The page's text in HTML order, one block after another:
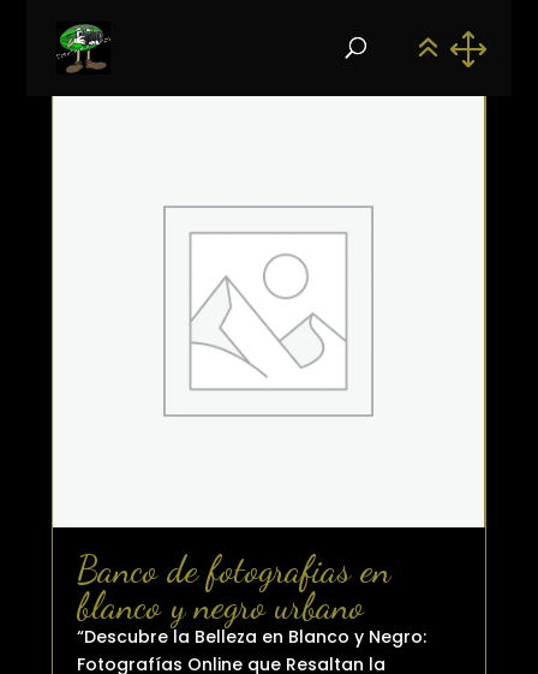
Banco de fotografias en
blanco y negro urbano
“Descubre la Belleza en Blanco y Negro:
Fotografías Online que Resaltan la